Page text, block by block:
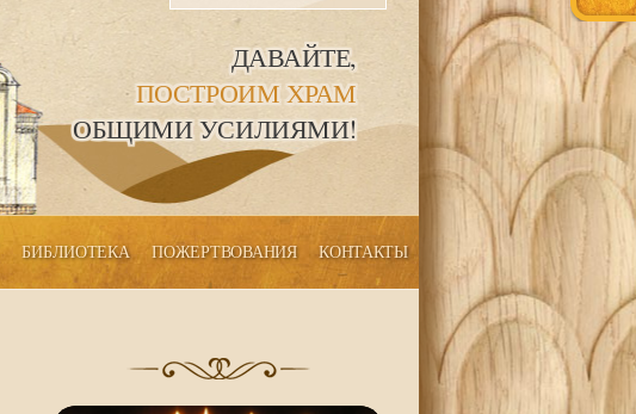
ДАВАЙТЕ,
ПОСТРОИМ ХРАМ
ОБЩИМИ УСИЛИЯМИ!
БИБЛИОТЕКА ПОЖЕРТВОВАНИЯ КОНТАКТЫ